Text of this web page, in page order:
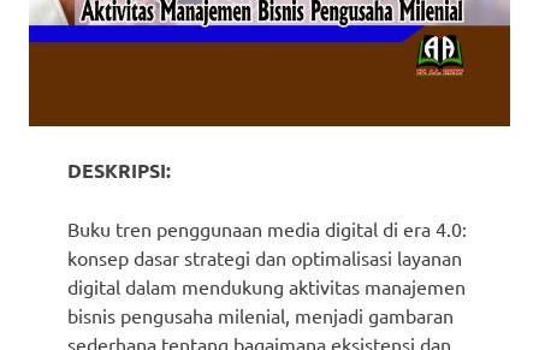
DESKRIPSI:
Buku tren penggunaan media digital di era 4.0:
konsep dasar strategi dan optimalisasi layanan
digital dalam mendukung aktivitas manajemen
bisnis pengusaha milenial, menjadi gambaran
sederhana tentang bagaimana eksistensi dan